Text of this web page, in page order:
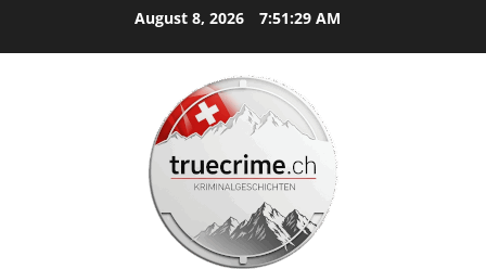
August 8, 2026 7:51:30 AM